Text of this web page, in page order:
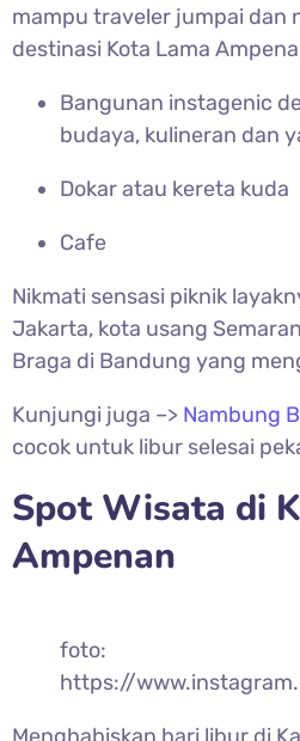
mampu traveler jumpai dan
destinasi Kota Lama
Bangunan instagenic
budaya, kulineran dan
Dokar atau kereta kuda
Cafe
Nikmati sensasi piknik
Jakarta, kota usang
Braga di Bandung yang
Kunjungi juga –> Nambung
cocok untuk libur selesai
Spot Wisata di
Ampenan
foto:
https://